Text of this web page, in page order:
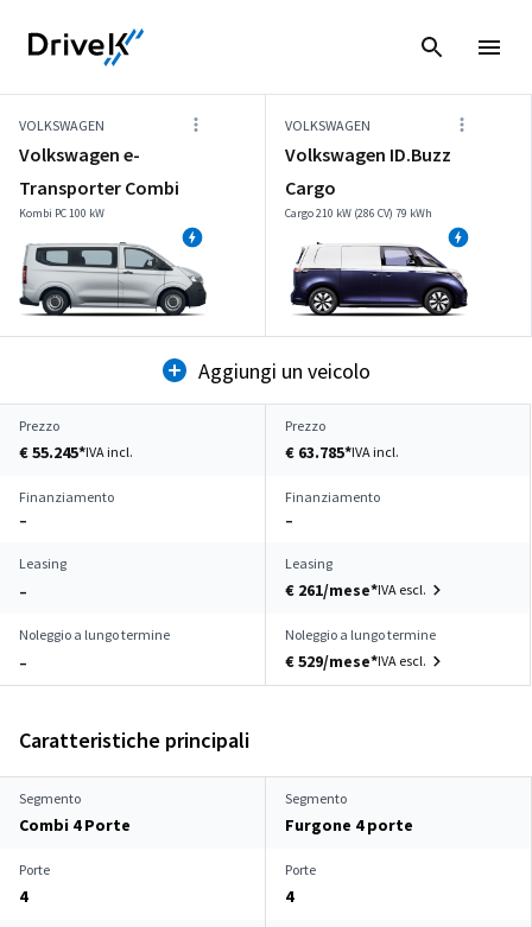
VOLKSWAGEN
Volkswagen e-
Transporter Combi
Kombi PC 100 kW
VOLKSWAGEN
Volkswagen ID.Buzz
Cargo
Cargo 210 kW (286 CV) 79 kWh
Aggiungi un veicolo
Prezzo
€ 55.245*IVA incl.
Prezzo
€ 63.785*IVA incl.
Finanziamento
–
Finanziamento
–
Leasing
–
Leasing
€ 261/mese*IVA escl.
Noleggio a lungo termine
–
Noleggio a lungo termine
€ 529/mese*IVA escl.
Caratteristiche principali
Segmento
Combi 4 Porte
Segmento
Furgone 4 porte
Porte
4
Porte
4